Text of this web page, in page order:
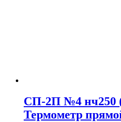
СП-2П №4 нч250
Термометр